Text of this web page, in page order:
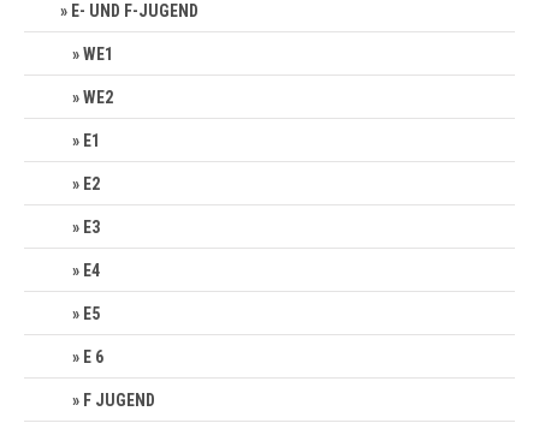
E- UND F-JUGEND
WE1
WE2
E1
E2
E3
E4
E5
E 6
F JUGEND